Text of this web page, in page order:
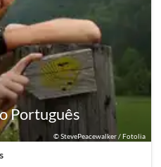
©StevePeacewalker / Fotolia
Português